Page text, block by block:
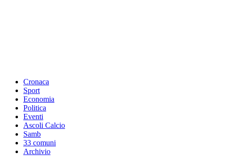
Cronaca
Sport
Economia
Politica
Eventi
Ascoli Calcio
Samb
33 comuni
Archivio